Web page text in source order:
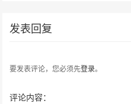
发表回复
要发表评论，您必须先登录。
评论内容：